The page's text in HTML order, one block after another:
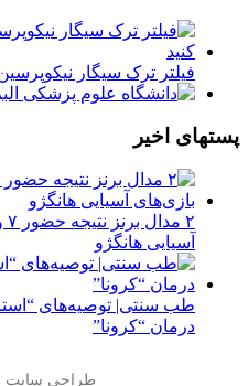
فیلتر ترک سیگار
پستهای اخیر
آسیایی هانگژو
طب سنتی| توصیه‌‌های
درمان “کرونا”